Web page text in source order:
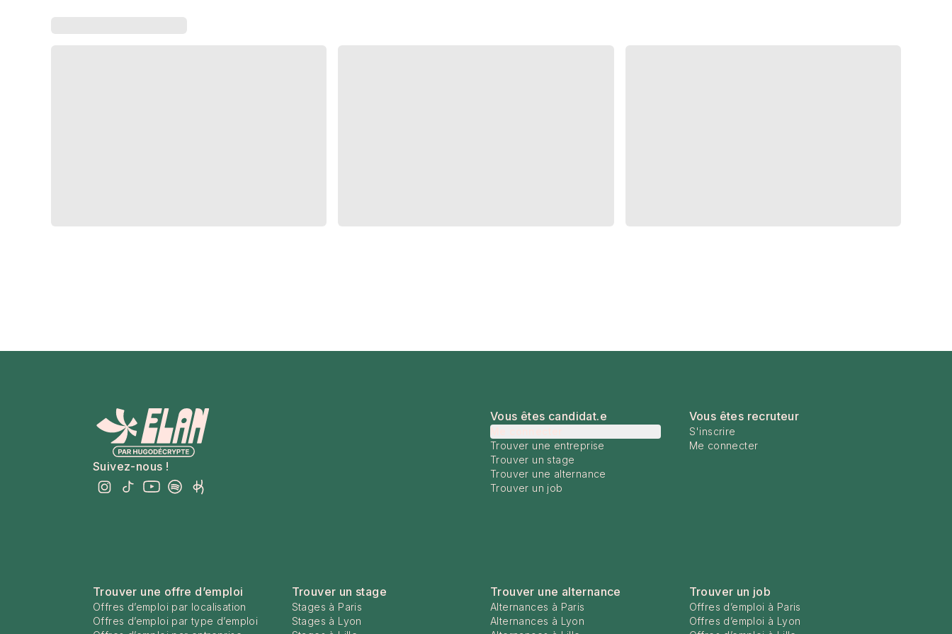
Suivez-nous !
Vous êtes candidat.e
Trouver une entreprise
Trouver un stage
Trouver une alternance
Trouver un job
Vous êtes recruteur
S'inscrire
Me connecter
Trouver une offre d’emploi
Offres d’emploi par localisation
Offres d’emploi par type d’emploi
Trouver un stage
Stages à Paris
Stages à Lyon
Trouver une alternance
Alternances à Paris
Alternances à Lyon
Trouver un job
Offres d’emploi à Paris
Offres d’emploi à Lyon